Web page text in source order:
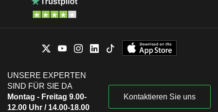
UNSERE EXPERTEN
SIND FÜR SIE DA
Montag - Freitag 9.00-
12.00 Uhr / 14.00-18.00
Kontaktieren Sie uns